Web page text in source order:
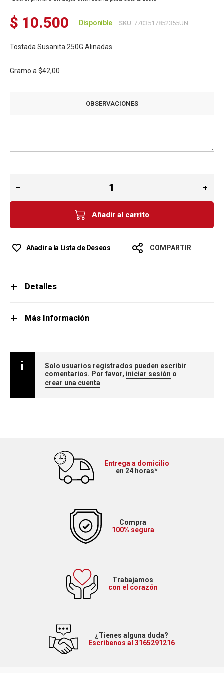
$ 10.500 Disponible SKU 7703517852355UN
Tostada Susanita 250G Alinadas
Gramo a $42,00
OBSERVACIONES
Añadir al carrito
Añadir a la Lista de Deseos COMPARTIR
Detalles
Más Información
Solo usuarios registrados pueden escribir
comentarios. Por favor, iniciar sesión o
crear una cuenta
Entrega a domicilio
en 24 horas*
Compra
100% segura
Trabajamos
con el corazón
¿Tienes alguna duda?
Escríbenos al 3165291216